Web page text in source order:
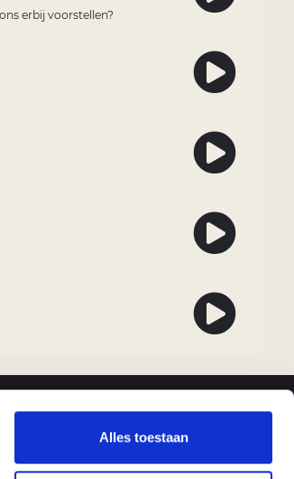
Alles toestaan
erbij voorstellen?
Prie en Chemin (Frans)